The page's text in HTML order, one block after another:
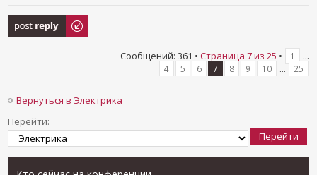
Ответить
Сообщений: 361 • Страница 7из 25 • 1 ...
4 5 6 7 8 9 10 ... 25
Вернуться в Электрика
Перейти: